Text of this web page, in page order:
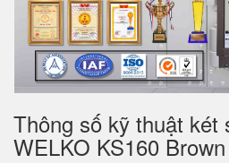
Thông số kỹ thuật két
WELKO KS160 Brown